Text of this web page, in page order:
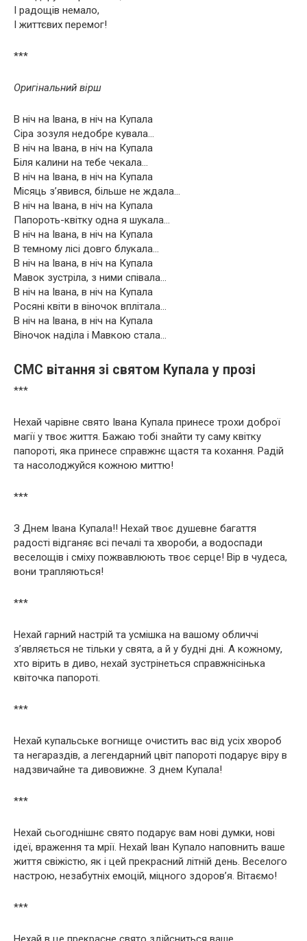
І радощів немало,
І життєвих перемог!
***
Оригінальний вірш
В ніч на Івана, в ніч на Купала
Сіра зозуля недобре кувала…
В ніч на Івана, в ніч на Купала
Біля калини на тебе чекала…
В ніч на Івана, в ніч на Купала
Місяць з’явився, більше не ждала…
В ніч на Івана, в ніч на Купала
Папороть-квітку одна я шукала…
В ніч на Івана, в ніч на Купала
В темному лісі довго блукала…
В ніч на Івана, в ніч на Купала
Мавок зустріла, з ними співала…
В ніч на Івана, в ніч на Купала
Росяні квіти в віночок вплітала…
В ніч на Івана, в ніч на Купала
Віночок наділа і Мавкою стала…
СМС вітання зі святом Купала у прозі
***
Нехай чарівне свято Івана Купала принесе трохи доброї
магії у твоє життя. Бажаю тобі знайти ту саму квітку
папороті, яка принесе справжнє щастя та кохання. Радій
та насолоджуйся кожною миттю!
***
З Днем Івана Купала!! Нехай твоє душевне багаття
радості відганяє всі печалі та хвороби, а водоспади
веселощів і сміху пожвавлюють твоє серце! Вір в чудеса,
вони трапляються!
***
Нехай гарний настрій та усмішка на вашому обличчі
з’являється не тільки у свята, а й у будні дні. А кожному,
хто вірить в диво, нехай зустрінеться справжнісінька
квіточка папороті.
***
Нехай купальське вогнище очистить вас від усіх хвороб
та негараздів, а легендарний цвіт папороті подарує віру в
надзвичайне та дивовижне. З днем Купала!
***
Нехай сьогоднішнє свято подарує вам нові думки, нові
ідеї, враження та мрії. Нехай Іван Купало наповнить ваше
життя свіжістю, як і цей прекрасний літній день. Веселого
настрою, незабутніх емоцій, міцного здоров’я. Вітаємо!
***